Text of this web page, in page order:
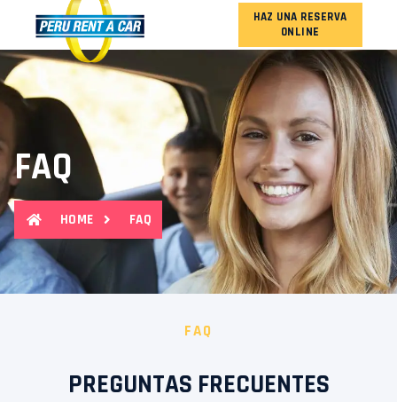
HAZ UNA RESERVA
ONLINE
FAQ
HOME FAQ
FAQ
PREGUNTAS FRECUENTES